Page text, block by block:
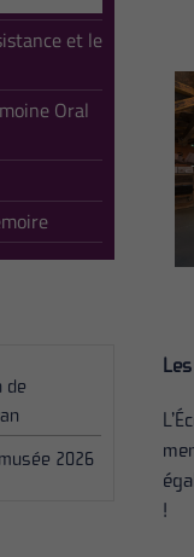
et le
Oral
de
2026
!